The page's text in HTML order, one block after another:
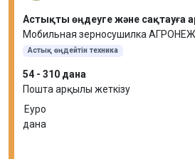
Астықты өңдеуге және сақтауға
Мобильная зерносушилка
Астық өңдейтін техника
54 - 310 дана
Пошта арқылы жеткізу
Еуро
дана